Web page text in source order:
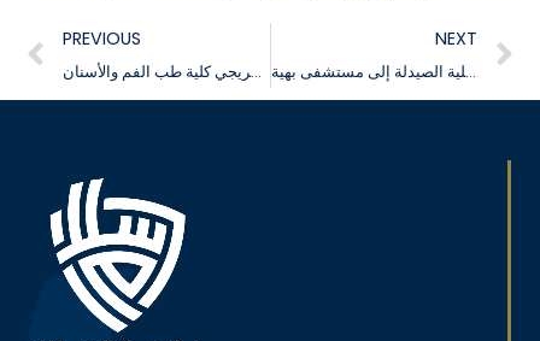
PREVIOUS
تتقدم الجامعة بخالص التهنئة الى أوائل خريجي كلية طب الفم والأسنان
NEXT
فعاليات زيارة كلية الصيدلة إلى مستشفى بهية